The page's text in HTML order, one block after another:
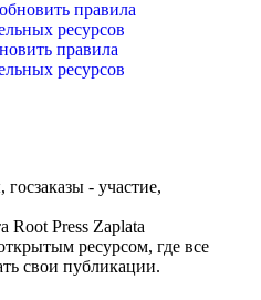
правила
ресурсов
- участие,
Root Press Zaplata
ресурсом, где все
свои публикации.